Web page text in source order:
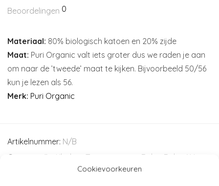
Cookievoorkeuren
Beoordelingen 0
Materiaal: 80% biologisch katoen en 20% zijde
Maat: Puri Organic valt iets groter dus we raden je aan
om naar de ’tweede’ maat te kijken. Bijvoorbeeld 50/56
kun je lezen als 56.
Merk: Puri Organic
Artikelnummer: N/B
Categorieën: Kleding Truien - vesten Baby
Baby (44-
Kleding (44 - 116),Puri Organic